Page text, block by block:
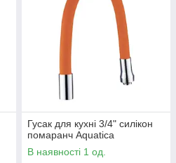
Гусак для кухні 3/4" силікон
помаранч Aquatica
В наявності 1 од.